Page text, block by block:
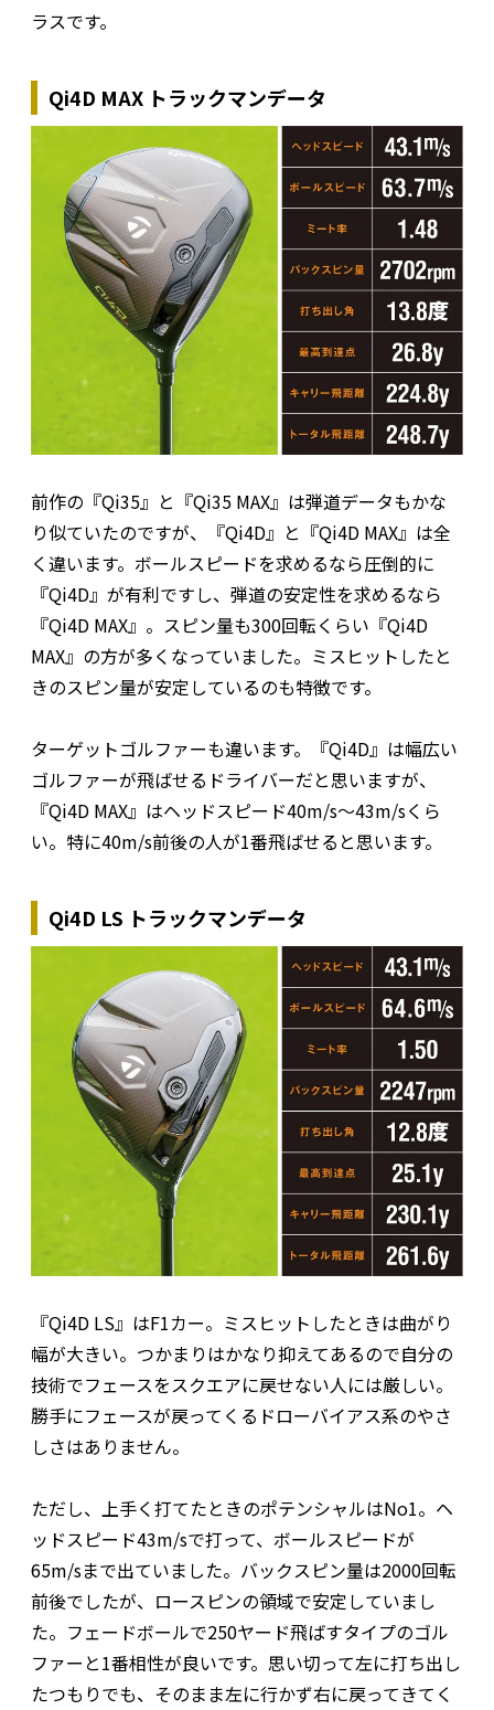
ラスです。
Qi4D MAX トラックマンデータ
前作の『Qi35』と『Qi35 MAX』は弾道データもかな
り似ていたのですが、『Qi4D』と『Qi4D MAX』は全
く違います。ボールスピードを求めるなら圧倒的に
『Qi4D』が有利ですし、弾道の安定性を求めるなら
『Qi4D MAX』。スピン量も300回転くらい『Qi4D
MAX』の方が多くなっていました。ミスヒットしたと
きのスピン量が安定しているのも特徴です。
ターゲットゴルファーも違います。『Qi4D』は幅広い
ゴルファーが飛ばせるドライバーだと思いますが、
『Qi4D MAX』はヘッドスピード40m/s～43m/sくら
い。特に40m/s前後の人が1番飛ばせると思います。
Qi4D LS トラックマンデータ
『Qi4D LS』はF1カー。ミスヒットしたときは曲がり
幅が大きい。つかまりはかなり抑えてあるので自分の
技術でフェースをスクエアに戻せない人には厳しい。
勝手にフェースが戻ってくるドローバイアス系のやさ
しさはありません。
ただし、上手く打てたときのポテンシャルはNo1。ヘ
ッドスピード43m/sで打って、ボールスピードが
65m/sまで出ていました。バックスピン量は2000回転
前後でしたが、ロースピンの領域で安定していまし
た。フェードボールで250ヤード飛ばすタイプのゴル
ファーと1番相性が良いです。思い切って左に打ち出し
たつもりでも、そのまま左に行かず右に戻ってきてく